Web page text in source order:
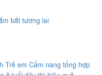
Trẻ em Cẩm nang tổng hợp